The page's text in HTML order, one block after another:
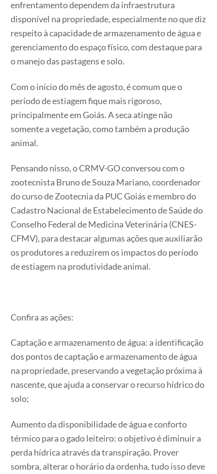
enfrentamento dependem da infraestrutura
disponível na propriedade, especialmente no que diz
respeito à capacidade de armazenamento de água e
gerenciamento do espaço físico, com destaque para
o manejo das pastagens e solo.
Com o início do mês de agosto, é comum que o
período de estiagem fique mais rigoroso,
principalmente em Goiás. A seca atinge não
somente a vegetação, como também a produção
animal.
Pensando nisso, o CRMV-GO conversou com o
zootecnista Bruno de Souza Mariano, coordenador
do curso de Zootecnia da PUC Goiás e membro do
Cadastro Nacional de Estabelecimento de Saúde do
Conselho Federal de Medicina Veterinária (CNES-
CFMV), para destacar algumas ações que auxiliarão
os produtores a reduzirem os impactos do período
de estiagem na produtividade animal.
Confira as ações:
Captação e armazenamento de água: a identificação
dos pontos de captação e armazenamento de água
na propriedade, preservando a vegetação próxima à
nascente, que ajuda a conservar o recurso hídrico do
solo;
Aumento da disponibilidade de água e conforto
térmico para o gado leiteiro: o objetivo é diminuir a
perda hídrica através da transpiração. Prover
sombra, alterar o horário da ordenha, tudo isso deve